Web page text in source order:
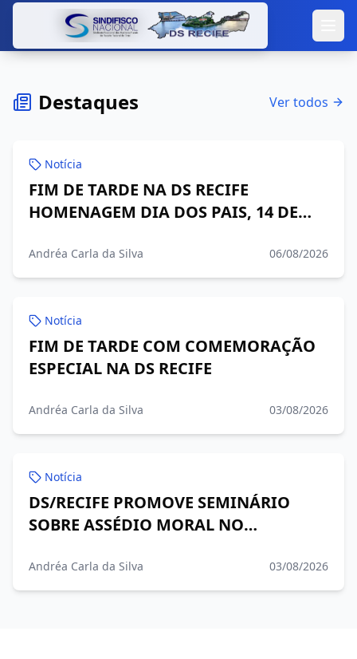
Destaques Ver todos
Notícia
FIM DE TARDE NA DS RECIFE
HOMENAGEM DIA DOS PAIS, 14 DE
Andréa Carla da Silva 06/08/2026
Notícia
FIM DE TARDE COM COMEMORAÇÃO
ESPECIAL NA DS RECIFE
Andréa Carla da Silva 03/08/2026
Notícia
DS/RECIFE PROMOVE SEMINÁRIO
SOBRE ASSÉDIO MORAL NO
AGOSTO DE 2026 , DAS 14H30 ÀS
18H30
Andréa Carla da Silva 03/08/2026